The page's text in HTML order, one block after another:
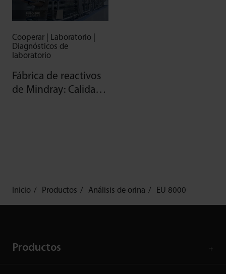
Cooperar | Laboratorio |
Diagnósticos de
laboratorio
Fábrica de reactivos
de Mindray: Calidad
Inicio Productos Análisis de orina EU 8000
Productos